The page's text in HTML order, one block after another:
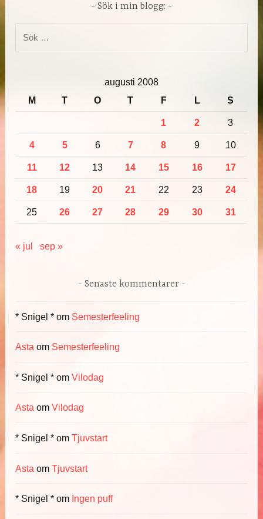
Sök i min blogg:
augusti 2008
M
T O T F L S
1 2 3
4 5 6 7 8 9 10
11 12 13 14 15 16 17
18 19 20 21 22 23 24
25 26 27 28 29 30 31
« jul sep »
Senaste kommentarer
* Snigel * om Semesterfeeling
Asta om Semesterfeeling
* Snigel * omVilodag
Asta omVilodag
* Snigel * omTjuvstart
Asta omTjuvstart
* Snigel * om Ingen puff